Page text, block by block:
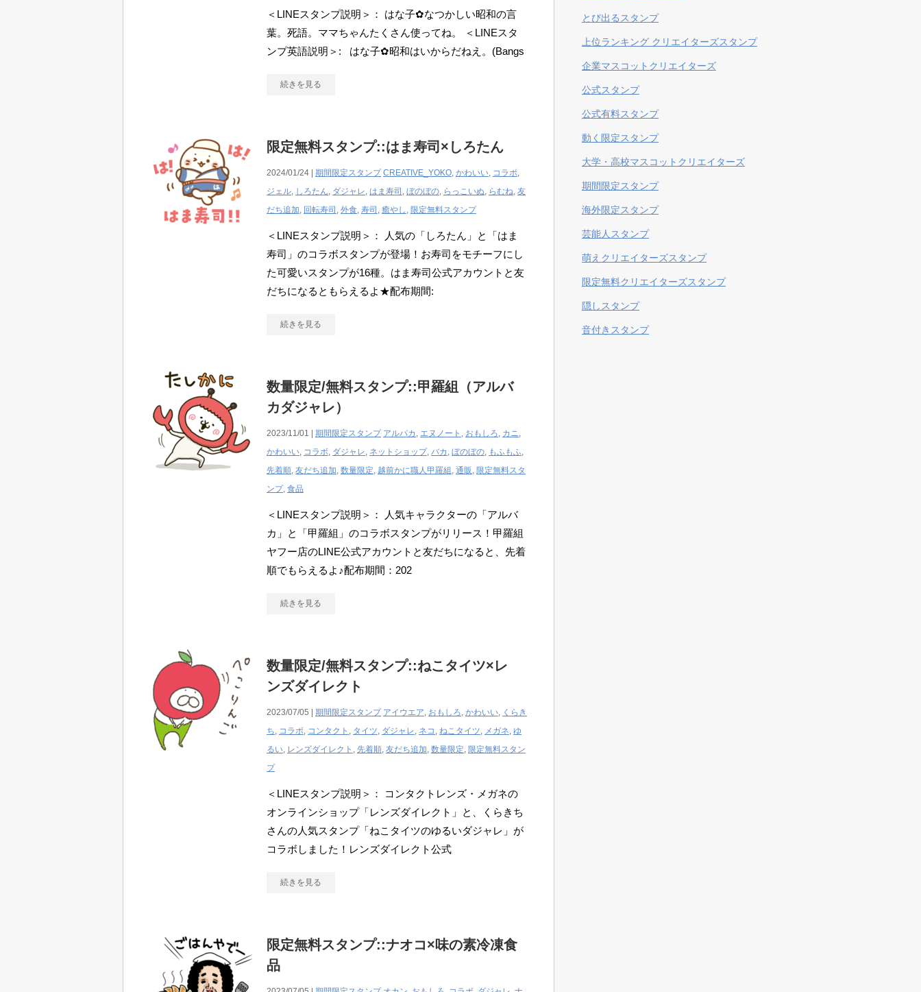
＜LINEスタンプ説明＞： はな子✿なつかしい昭和の言
葉。死語。ママちゃんたくさん使ってね。 ＜LINEスタ
ンプ英語説明＞: はな子✿昭和はいからだねえ。(Bangs
続きを見る
限定無料スタンプ::はま寿司×しろたん
2024/01/24 | 期間限定スタンプ CREATIVE_YOKO, かわいい, コラボ,
ジェル, しろたん, ダジャレ, はま寿司 , ぼのぼの, らっこいぬ, らむね, 友
だち追加, 回転寿司 , 外食, 寿司 , 癒やし , 限定無料スタンプ
＜LINEスタンプ説明＞： 人気の「しろたん」と「はま
寿司」のコラボスタンプが登場！お寿司をモチーフにし
た可愛いスタンプが16種。はま寿司公式アカウントと友
だちになるともらえるよ★配布期間:
続きを見る
数量限定/無料スタンプ::甲羅組（アルバ
カダジャレ）
2023/11/01 | 期間限定スタンプ アルパカ , エヌノート , おもしろ, カニ,
かわいい, コラボ, ダジャレ, ネットショップ, バカ , ぼのぼの, もふもふ,
先着順, 友だち追加, 数量限定, 越前かに職人甲羅組 , 通販 , 限定無料スタ
ンプ, 食品
＜LINEスタンプ説明＞： 人気キャラクターの「アルバ
カ」と「甲羅組」のコラボスタンプがリリース！甲羅組
ヤフー店のLINE公式アカウントと友だちになると、先着
順でもらえるよ♪配布期間：202
続きを見る
数量限定/無料スタンプ::ねこタイツ×レ
ンズダイレクト
2023/07/05 | 期間限定スタンプ アイウエア, おもしろ, かわいい, くらき
ち, コラボ, コンタクト , タイツ, ダジャレ, ネコ , ねこタイツ, メガネ, ゆ
るい, レンズダイレクト , 先着順, 友だち追加, 数量限定, 限定無料スタン
プ
＜LINEスタンプ説明＞： コンタクトレンズ・メガネの
オンラインショップ「レンズダイレクト」と、くらきち
さんの人気スタンプ「ねこタイツのゆるいダジャレ」が
コラボしました！レンズダイレクト公式
続きを見る
限定無料スタンプ::ナオコ×味の素冷凍食
品
とび出るスタンプ
上位ランキング クリエイターズスタンプ
企業マスコットクリエイターズ
公式スタンプ
公式有料スタンプ
動く限定スタンプ
大学・高校マスコットクリエイターズ
期間限定スタンプ
海外限定スタンプ
芸能人スタンプ
萌えクリエイターズスタンプ
限定無料クリエイターズスタンプ
隠しスタンプ
音付きスタンプ